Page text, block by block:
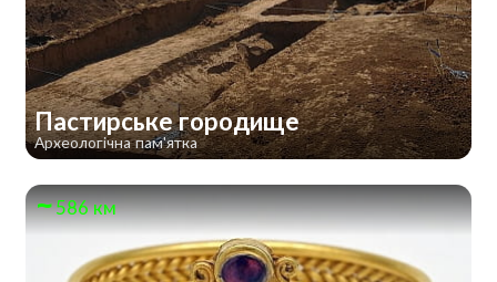
Пастирське городище
Археологічна пам'ятка
586 км